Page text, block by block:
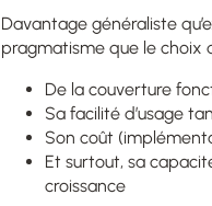
Davantage généraliste
pragmatisme que le choix
De la couverture
Sa facilité d’usage
Son coût
Et surtout, sa
croissance